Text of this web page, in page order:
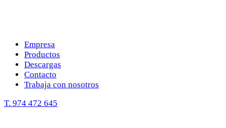
Empresa
Productos
Descargas
Contacto
Trabaja con nosotros
T. 974 472 645